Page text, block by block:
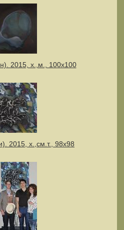
2015, х.,м., 100х100
2015, х.,см.т., 98х98